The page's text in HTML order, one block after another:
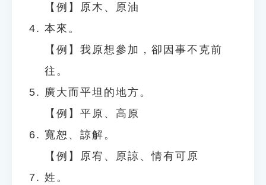
【例】原木、原油
本來。
【例】我原想參加，卻因事不克前
往。
廣大而平坦的地方。
【例】平原、高原
寬恕、諒解。
【例】原宥、原諒、情有可原
姓。